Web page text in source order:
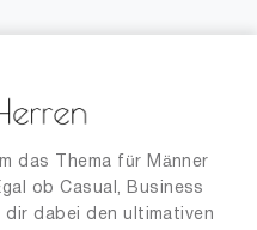
das Thema für Männer
ob Casual, Business
dabei den ultimativen